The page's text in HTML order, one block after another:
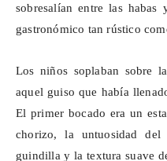
sobresalían entre las habas
gastronómico tan rústico
Los niños soplaban sobre
aquel guiso que había
El primer bocado era un
chorizo, la untuosidad
guindilla y la textura suave